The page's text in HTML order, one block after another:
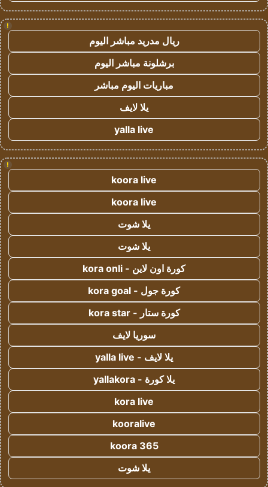
!
ريال مدريد مباشر اليوم
برشلونة مباشر اليوم
مباريات اليوم مباشر
يلا لايف
yalla live
!
koora live
koora live
يلا شوت
يلا شوت
كورة اون لاين - kora onli
كورة جول - kora goal
كورة ستار - kora star
سوريا لايف
يلا لايف - yalla live
يلا كورة - yallakora
kora live
kooralive
koora 365
يلا شوت